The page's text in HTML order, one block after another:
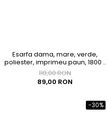
Esarfa dama, mare, verde,
poliester, imprimeu paun, 1800 x
900mm
110,00 RON
89,00 RON
-30%